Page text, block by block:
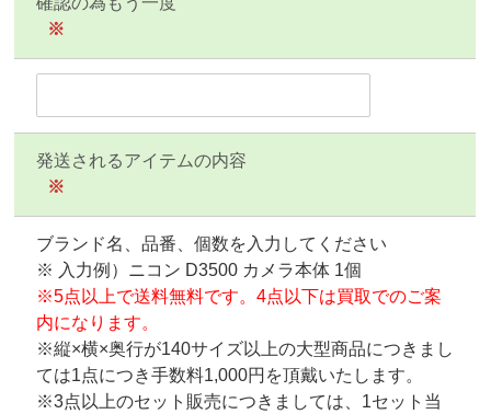
※
発送されるアイテムの内容
※
ブランド名、品番、個数を入力してください
※ 入力例）ニコン D3500 カメラ本体 1個
※5点以上で送料無料です。4点以下は買取でのご案
内になります。
※縦×横×奥行が140サイズ以上の大型商品につきまし
ては1点につき手数料1,000円を頂戴いたします。
※3点以上のセット販売につきましては、1セット当